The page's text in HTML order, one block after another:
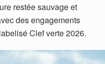
restée sauvage et
des engagements
Clef verte 2026.